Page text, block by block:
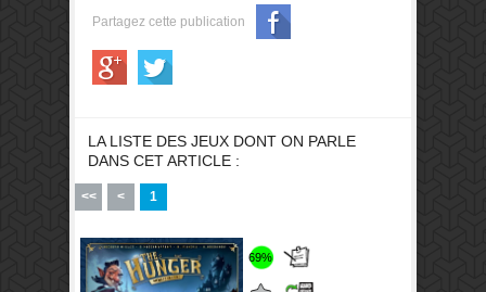
Partagez cette publication
LA LISTE DES JEUX DONT ON PARLE
DANS CET ARTICLE :
<< < 1
69%